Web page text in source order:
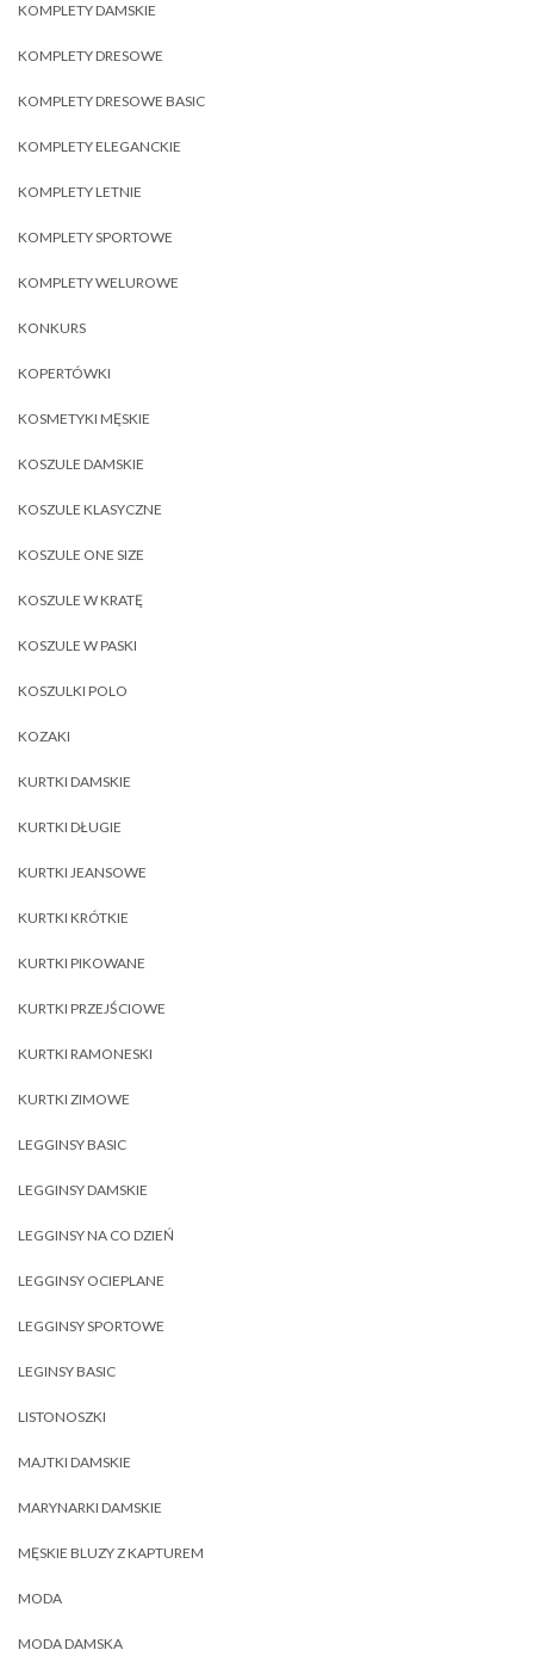
KOMPLETY DAMSKIE
KOMPLETY DRESOWE
KOMPLETY DRESOWE BASIC
KOMPLETY ELEGANCKIE
KOMPLETY LETNIE
KOMPLETY SPORTOWE
KOMPLETY WELUROWE
KONKURS
KOPERTÓWKI
KOSMETYKI MĘSKIE
KOSZULE DAMSKIE
KOSZULE KLASYCZNE
KOSZULE ONE SIZE
KOSZULE W KRATĘ
KOSZULE W PASKI
KOSZULKI POLO
KOZAKI
KURTKI DAMSKIE
KURTKI DŁUGIE
KURTKI JEANSOWE
KURTKI KRÓTKIE
KURTKI PIKOWANE
KURTKI PRZEJŚCIOWE
KURTKI RAMONESKI
KURTKI ZIMOWE
LEGGINSY BASIC
LEGGINSY DAMSKIE
LEGGINSY NA CO DZIEŃ
LEGGINSY OCIEPLANE
LEGGINSY SPORTOWE
LEGINSY BASIC
LISTONOSZKI
MAJTKI DAMSKIE
MARYNARKI DAMSKIE
MĘSKIE BLUZY Z KAPTUREM
MODA
MODA DAMSKA